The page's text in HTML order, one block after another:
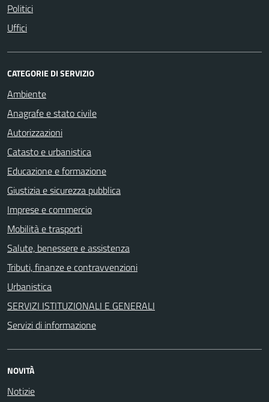
Politici
Uffici
CATEGORIE DI SERVIZIO
Ambiente
Anagrafe e stato civile
Autorizzazioni
Catasto e urbanistica
Educazione e formazione
Giustizia e sicurezza pubblica
Imprese e commercio
Mobilità e trasporti
Salute, benessere e assistenza
Tributi, finanze e contravvenzioni
Urbanistica
SERVIZI ISTITUZIONALI E GENERALI
Servizi di informazione
NOVITÀ
Notizie